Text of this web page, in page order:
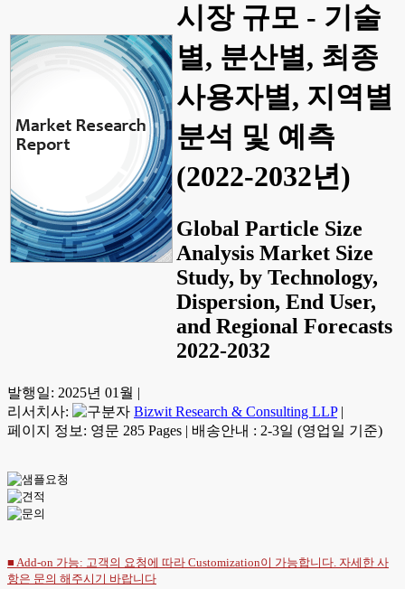
시장 규모 - 기술
별, 분산별, 최종
사용자별, 지역별
분석 및 예측
(2022-2032년)
Global Particle Size
Analysis Market Size
Study, by Technology,
Dispersion, End User,
and Regional Forecasts
2022-2032
발행일: 2025년 01월 |
리서치사:
Bizwit Research & Consulting LLP |
페이지 정보: 영문 285 Pages | 배송안내 : 2-3일 (영업일 기준)
■ Add-on 가능: 고객의 요청에 따라 Customization이 가능합니다. 자세한 사
항은 문의 해주시기 바랍니다